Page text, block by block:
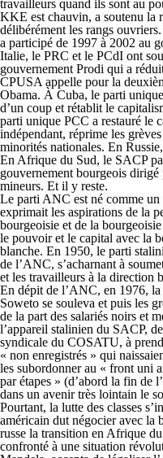
travailleurs quand ils sont au
KKE est chauvin, a soutenu la
délibérément les rangs
a participé de 1997 à 2002 au
Italie, le PRC et le PCdI ont
gouvernement Prodi qui a
CPUSA appelle pour la
Obama. À Cuba, le parti
d’un coup et rétablit le
parti unique PCC a restauré le
indépendant, réprime les
minorités nationales. En
En Afrique du Sud, le SACP
gouvernement bourgeois
mineurs. Et il y reste.
Le parti ANC est né comme
exprimait les aspirations de la
bourgeoisie et de la
le pouvoir et le capital avec la
blanche. En 1950, le parti
de l’ANC, s’acharnant à
et les travailleurs à la direction
En dépit de l’ANC, en 1976,
Soweto se souleva et puis les
de la part des salariés noirs et
l’appareil stalinien du SACP,
syndicale du COSATU, à
« non enregistrés » qui
les subordonner au « front uni
par étapes » (d’abord la fin de
dans un avenir très lointain le
Pourtant, la lutte des classes
américain dut négocier avec la
russe la transition en Afrique
confronté à une situation